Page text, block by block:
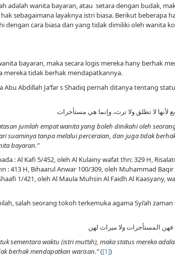
adalah wanita bayaran, atau setara dengan budak,
sebagaimana layaknya istri biasa. Berikut beberapa
dengan cara biasa dan yang tidak dimiliki oleh wanita
bayaran, maka secara logis mereka hany berhak
mereka tidak berhak mendapatkannya.
Abu Abdillah Ja’far s Shadiq pernah ditanya tentang
لأنها لا تطلق ولا ترث، وإنما هي مستأجرات
jumlah empat wanita yang boleh dinikahi oleh
suaminya tanpa melalui perceraian, dan juga tidak
bayaran.”
: Al Kafi 5/452, oleh Al Kulainy wafat thn: 329 H,
: 413 H, Bihaarul Anwar 100/309, oleh Muhammad Baqir
1/421, oleh Al Maula Muhsin Al Faidh Al Kaasyany,
salah seorang tokoh terkemuka agama Syi’ah zaman
المستأجرات ولا ميراث لهن
sementara waktu (istri mut’ah), maka status mereka
berhak mendapatkan warisan.”([1])